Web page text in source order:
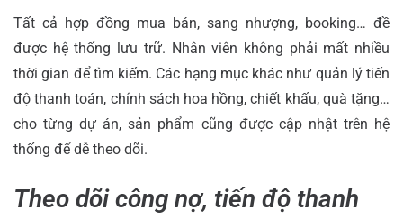
Tất cả hợp đồng mua bán, sang nhượng, booking… đề
được hệ thống lưu trữ. Nhân viên không phải mất nhiều
thời gian để tìm kiếm. Các hạng mục khác như quản lý tiến
độ thanh toán, chính sách hoa hồng, chiết khấu, quà tặng…
cho từng dự án, sản phẩm cũng được cập nhật trên hệ
thống để dễ theo dõi.
Theo dõi công nợ, tiến độ thanh